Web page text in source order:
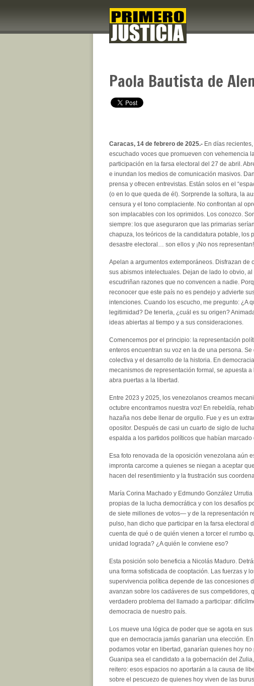
Paola Bautista de
Caracas, 14 de febrero de 2025.- En días recientes,
escuchado voces que promueven con vehemencia la
participación en la farsa electoral del 27 de abril.
e inundan los medios de comunicación masivos.
prensa y ofrecen entrevistas. Están solos en el
(o en lo que queda de él). Sorprende la soltura, la
censura y el tono complaciente. No confrontan al
son implacables con los oprimidos. Los conozco.
siempre: los que aseguraron que las primarias
chapuza, los teóricos de la candidatura potable, los
desastre electoral… son ellos y ¡No nos representan!
Apelan a argumentos extemporáneos. Disfrazan de
sus abismos intelectuales. Dejan de lado lo obvio, al
escudriñan razones que no convencen a nadie.
reconocer que este país no es pendejo y advierte
intenciones. Cuando los escucho, me pregunto: ¿A
legitimidad? De tenerla, ¿cuál es su origen?
ideas abiertas al tiempo y a sus consideraciones.
Comencemos por el principio: la representación
enteros encuentran su voz en la de una persona.
colectiva y el desarrollo de la historia. En
mecanismos de representación formal, se apuesta
abra puertas a la libertad.
Entre 2023 y 2025, los venezolanos creamos
octubre encontramos nuestra voz! En rebeldía,
hazaña nos debe llenar de orgullo. Fue y es un
opositor. Después de casi un cuarto de siglo de
espalda a los partidos políticos que habían marcado
Esa foto renovada de la oposición venezolana aún
impronta carcome a quienes se niegan a aceptar
hacen del resentimiento y la frustración sus
María Corina Machado y Edmundo González
propias de la lucha democrática y con los desafíos
de siete millones de votos— y de la representación
pulso, han dicho que participar en la farsa electoral
cuenta de qué o de quién vienen a torcer el rumbo
unidad lograda? ¿A quién le conviene eso?
Esta posición solo beneficia a Nicolás Maduro.
una forma sofisticada de cooptación. Las fuerzas y
supervivencia política depende de las concesiones
avanzan sobre los cadáveres de sus competidores,
verdadero problema del llamado a participar:
democracia de nuestro país.
Los mueve una lógica de poder que se agota en
que en democracia jamás ganarían una elección.
podamos votar en libertad, ganarían quienes hoy
Guanipa sea el candidato a la gobernación del
reitero: esos espacios no aportarán a la causa de
sobre el pescuezo de quienes hoy viven de las